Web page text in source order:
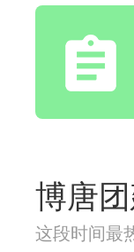
博唐
这段时间最